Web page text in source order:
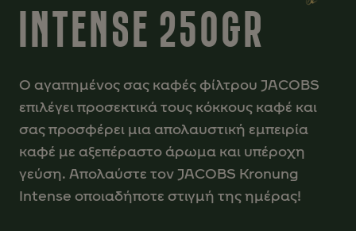
INTENSE 250GR
Ο αγαπημένος σας καφές φίλτρου JACOBS
επιλέγει προσεκτικά τους κόκκους καφέ και
σας προσφέρει μια απολαυστική εμπειρία
καφέ με αξεπέραστο άρωμα και υπέροχη
γεύση. Απολαύστε τον JACOBS Kronung
Intense οποιαδήποτε στιγμή της ημέρας!